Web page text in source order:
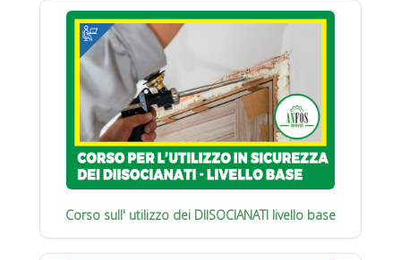
Corso sull' utilizzo dei DIISOCIANATI livello base